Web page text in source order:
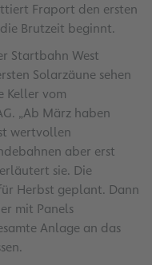
Fraport den ersten
Brutzeit beginnt.
Startbahn West
Solarzäune sehen
Keller vom
„Ab März haben
wertvollen
aber erst
sie. Die
Herbst geplant. Dann
mit Panels
Anlage an das